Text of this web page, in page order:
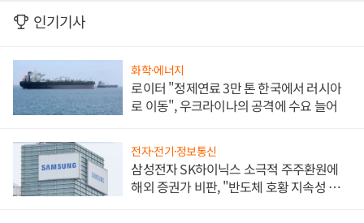
인기기사
화학·에너지
로이터 "정제연료 3만 톤 한국에서 러시아
로 이동", 우크라이나의 공격에 수요 늘어
전자·전기·정보통신
삼성전자 SK하이닉스 소극적 주주환원에
해외 증권가 비판, "반도체 호황 지속성 의